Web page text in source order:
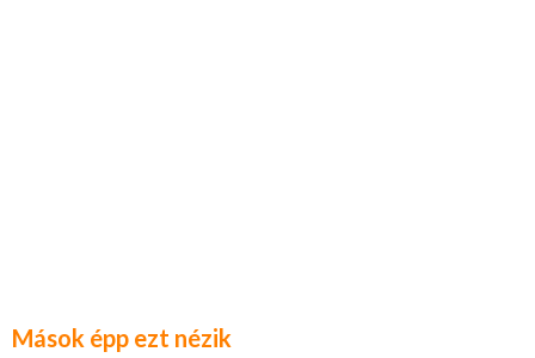
Mások épp ezt nézik